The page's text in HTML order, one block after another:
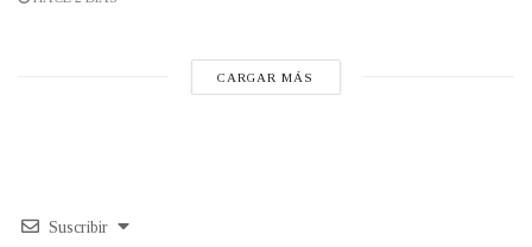
CARGAR MÁS
Suscribir